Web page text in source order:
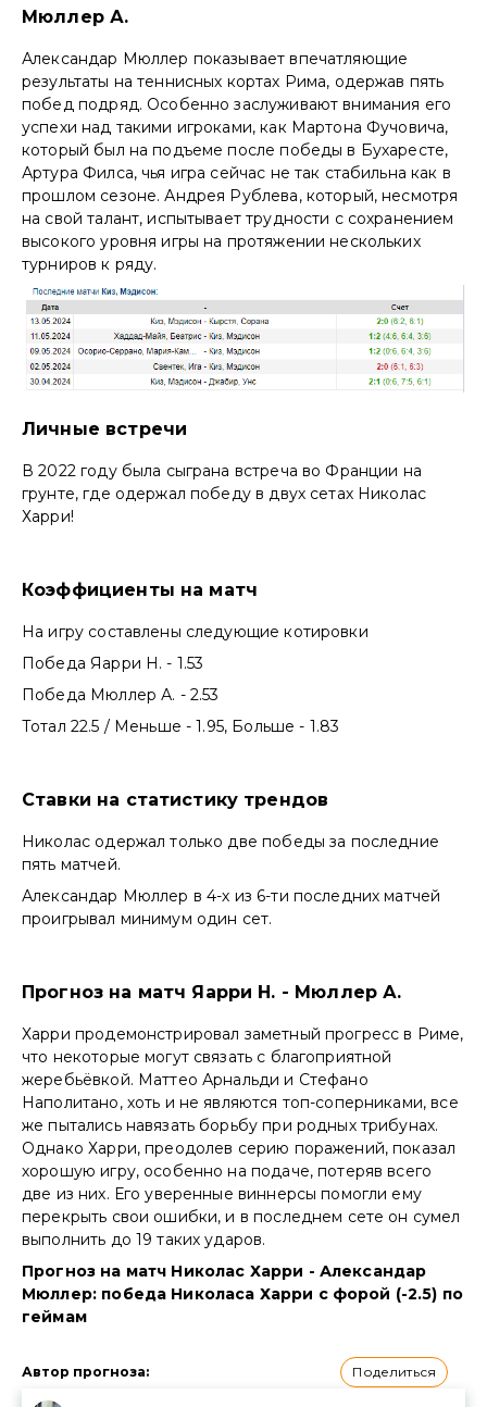
Мюллер А.
Александар Мюллер показывает впечатляющие
результаты на теннисных кортах Рима, одержав пять
побед подряд. Особенно заслуживают внимания его
успехи над такими игроками, как Мартона Фучовича,
который был на подъеме после победы в Бухаресте,
Артура Филса, чья игра сейчас не так стабильна как в
прошлом сезоне. Андрея Рублева, который, несмотря
на свой талант, испытывает трудности с сохранением
высокого уровня игры на протяжении нескольких
турниров к ряду.
Личные встречи
В 2022 году была сыграна встреча во Франции на
грунте, где одержал победу в двух сетах Николас
Харри!
Коэффициенты на матч
На игру составлены следующие котировки
Победа Яарри Н. - 1.53
Победа Мюллер А. - 2.53
Тотал 22.5 / Меньше - 1.95, Больше - 1.83
Ставки на статистику трендов
Николас одержал только две победы за последние
пять матчей.
Александар Мюллер в 4-х из 6-ти последних матчей
проигрывал минимум один сет.
Прогноз на матч Яарри Н. - Мюллер А.
Харри продемонстрировал заметный прогресс в Риме,
что некоторые могут связать с благоприятной
жеребьёвкой. Маттео Арнальди и Стефано
Наполитано, хоть и не являются топ-соперниками, все
же пытались навязать борьбу при родных трибунах.
Однако Харри, преодолев серию поражений, показал
хорошую игру, особенно на подаче, потеряв всего
две из них. Его уверенные виннерсы помогли ему
перекрыть свои ошибки, и в последнем сете он сумел
выполнить до 19 таких ударов.
Прогноз на матч Николас Харри - Александар
Мюллер: победа Николаса Харри с форой (-2.5) по
геймам
Автор прогноза: Поделиться